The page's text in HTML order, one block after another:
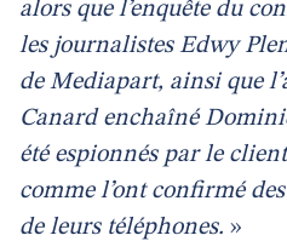
alors que l’enquête du
les journalistes Edwy
de Mediapart, ainsi que
Canard enchaîné
été espionnés par le
comme l’ont confirmé
de leurs téléphones. »